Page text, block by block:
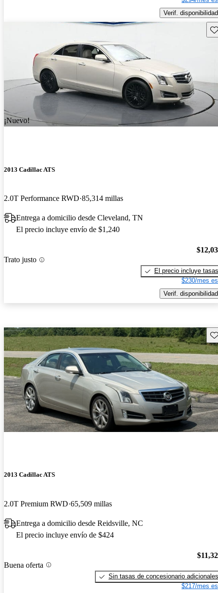
Verif. disponibilidad
¡Nuevo!
2013 Cadillac ATS
2.0T Performance RWD 85,314 millas
Entrega a domicilio desde Cleveland, TN
El precio incluye envío de $1,240
Trato justo
El precio incluye tasas
$230/mes
Verif. disponibilidad
2013 Cadillac ATS
2.0T Premium RWD 65,509 millas
Entrega a domicilio desde Reidsville, NC
El precio incluye envío de $424
Buena oferta
Sin tasas de concesionario adicionales
$217/mes